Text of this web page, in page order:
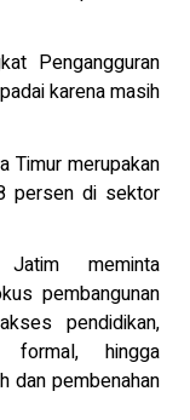
Pengangguran
karena masih
Timur merupakan
persen di sektor
Jatim meminta
pembangunan
pendidikan,
formal, hingga
dan pembenahan